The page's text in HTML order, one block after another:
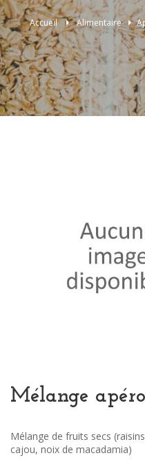
Accueil > Alimentaire >
Mélange
Mélange de fruits secs
cajou, noix de macadamia)